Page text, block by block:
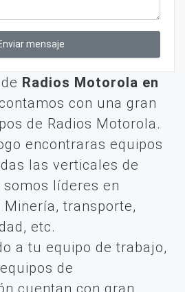
mensaje
Radios Motorola en
con una gran
de Radios Motorola.
encontraras equipos
las verticales de
líderes en
transporte,
etc.
a tu equipo de trabajo,
de
cuentan con gran